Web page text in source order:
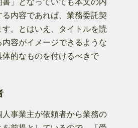
内容であれば、業務委託契
。とはいえ、タイトルを読
容がイメージできるような
的なものを付けるべきで
人事業主が依頼者から業務の